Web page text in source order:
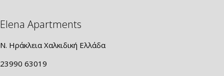
Elena Apartments
Ν. Ηράκλεια Χαλκιδική Ελλάδα
23990 63019